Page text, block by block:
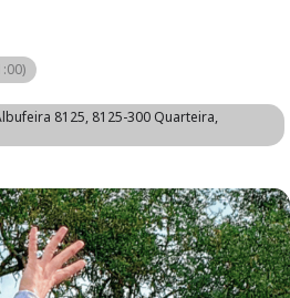
8125, 8125-300 Quarteira,